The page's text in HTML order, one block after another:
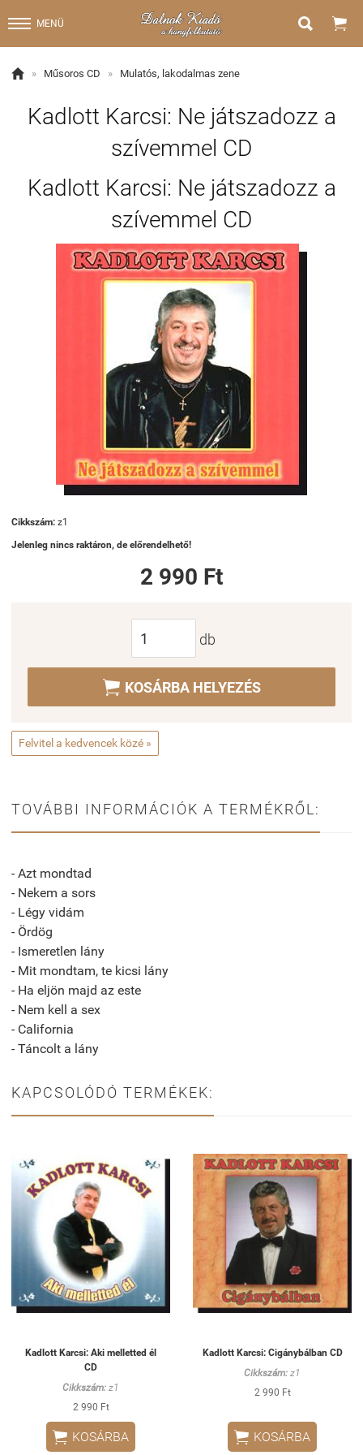
MENÜ  
 » Műsoros CD » Mulatós, lakodalmas zene
Kadlott Karcsi: Ne játszadozz a
szívemmel CD
Kadlott Karcsi: Ne játszadozz a
szívemmel CD
Cikkszám: z1
Jelenleg nincs raktáron, de előrendelhető!
2 990 Ft
db
 KOSÁRBA HELYEZÉS
Felvitel a kedvencek közé »
TOVÁBBI INFORMÁCIÓK A TERMÉKRŐL:
- Azt mondtad
- Nekem a sors
- Légy vidám
- Ördög
- Ismeretlen lány
- Mit mondtam, te kicsi lány
- Ha eljön majd az este
- Nem kell a sex
- California
- Táncolt a lány
KAPCSOLÓDÓ TERMÉKEK:
Kadlott Karcsi: Aki melletted él
CD
Cikkszám: z1
2 990 Ft
 KOSÁRBA
Kadlott Karcsi: Cigánybálban CD
Cikkszám: z1
2 990 Ft
 KOSÁRBA